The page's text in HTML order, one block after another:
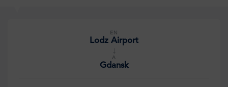
EN
Lodz Airport
↓
A
Gdansk